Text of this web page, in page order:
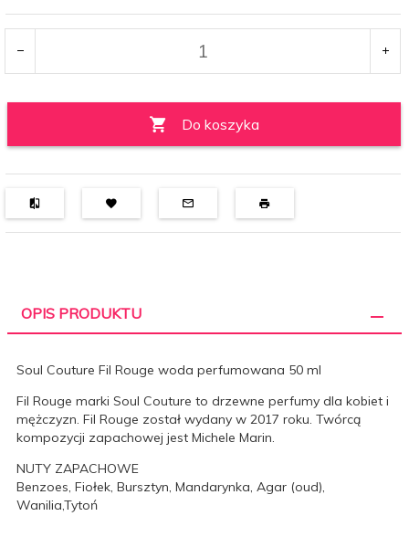
Do koszyka
OPIS PRODUKTU
Soul Couture Fil Rouge woda perfumowana 50 ml
Fil Rouge marki Soul Couture to drzewne perfumy dla kobiet i
mężczyzn. Fil Rouge został wydany w 2017 roku. Twórcą
kompozycji zapachowej jest Michele Marin.
NUTY ZAPACHOWE
Benzoes, Fiołek, Bursztyn, Mandarynka, Agar (oud),
Wanilia,Tytoń